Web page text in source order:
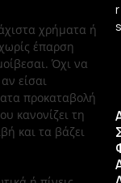
χρήματα ή
έπαρση
Όχι να
είσαι
προκαταβολή
κανονίζει τη
και τα βάζει
r
s